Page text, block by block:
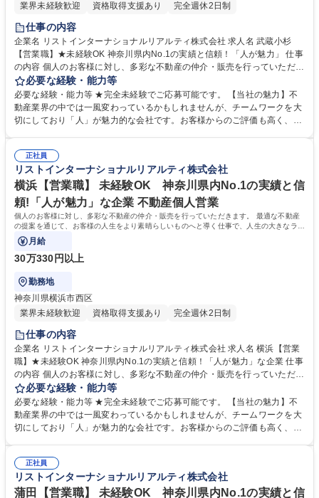
業界未経験歓迎
資格取得支援あり 完全週休2日制
仕事の内容
企業名 リストインターナショナルリアルティ株式会社 求人名 武蔵小杉
【営業職】★未経験OK 神奈川県内No.1の実績と信頼！「人が魅力」 仕事
の内容 個人のお客様に対し、多彩な不動産の仲介・販売を行っていただき
ます。 最適な不動産の提案を通じて、お客様の人生をより素晴らしいもの
へと導く仕事で、人生の大きなライフイベントに携わることができます。
【風土・環境】 チームワークを大切にしており、仲間同士で支えあう文化
が根強い社風です。また、上司のサポートや研修制度も充実しており未経
★未経験OK 神奈川県内No.1の実績と信頼！「人が魅力」
必要な経験・能力等
必要な経験・能力等 ★完全未経験でご応募可能です。 【当社の魅力】不
動産業界の中では一風変わっているかもしれませんが、チームワークを大
切にしており「人」が魅力的な会社です。お客様からのご評価も高く、神
均残業時間24時間程度など就業環境も強みとしており、従業員満足度の非
常に高い会社です。 学歴・資格 学歴：大学院 大学 高専 短大 専修学校 高
校 語学力： 資格：
正社員
リストインターナショナルリアルティ株式会社
横浜【営業職】 未経験OK 神奈川県内No.1の実績と信
頼!「人が魅力」な企業 不動産個人営業
個人のお客様に対し、多彩な不動産の仲介・販売を行っていただきます。 最適な不動産
の提案を通じて、お客様の人生をより素晴らしいものへと導く仕事で、人生の大きなライ
フイベントに携わることができます。
月給
30万330円以上
勤務地
神奈川県横浜市西区
業界未経験歓迎
資格取得支援あり 完全週休2日制
仕事の内容
企業名 リストインターナショナルリアルティ株式会社 求人名 横浜【営業
職】★未経験OK 神奈川県内No.1の実績と信頼！「人が魅力」な企業 仕事
の内容 個人のお客様に対し、多彩な不動産の仲介・販売を行っていただき
ます。 最適な不動産の提案を通じて、お客様の人生をより素晴らしいもの
へと導く仕事で、人生の大きなライフイベントに携わることができます。
【風土・環境】 チームワークを大切にしており、仲間同士で支えあう文化
が根強い社風です。また、上司のサポートや研修制度も充実しており未経
経験OK 神奈川県内No.1の実績と信頼！「人が魅力」な企業
必要な経験・能力等
必要な経験・能力等 ★完全未経験でご応募可能です。 【当社の魅力】不
動産業界の中では一風変わっているかもしれませんが、チームワークを大
切にしており「人」が魅力的な会社です。お客様からのご評価も高く、神
均残業時間24時間程度など就業環境も強みとしており、従業員満足度の非
常に高い会社です。 学歴・資格 学歴：大学院 大学 高専 短大 専修学校 高
校 語学力： 資格：
正社員
リストインターナショナルリアルティ株式会社
蒲田【営業職】 未経験OK 神奈川県内No.1の実績と信